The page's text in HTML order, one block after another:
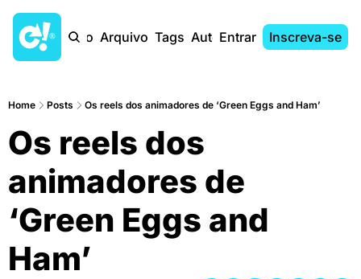
Início Arquivo Tags AutoresEntrar Inscreva-se
Home Posts Os reels dos animadores de ‘Green Eggs and Ham’
Os reels dos
animadores de
‘Green Eggs and
Ham’